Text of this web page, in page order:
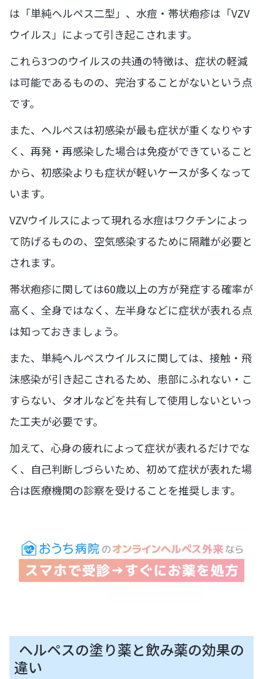
は「単純ヘルペス二型」、水痘・帯状疱疹は「VZV
ウイルス」によって引き起こされます。
これら3つのウイルスの共通の特徴は、症状の軽減
は可能であるものの、完治することがないという点
です。
また、ヘルペスは初感染が最も症状が重くなりやす
く、再発・再感染した場合は免疫ができていること
から、初感染よりも症状が軽いケースが多くなって
います。
VZVウイルスによって現れる水痘はワクチンによっ
て防げるものの、空気感染するために隔離が必要と
されます。
帯状疱疹に関しては60歳以上の方が発症する確率が
高く、全身ではなく、左半身などに症状が表れる点
は知っておきましょう。
また、単純ヘルペスウイルスに関しては、接触・飛
沫感染が引き起こされるため、患部にふれない・こ
すらない、タオルなどを共有して使用しないといっ
た工夫が必要です。
加えて、心身の疲れによって症状が表れるだけでな
く、自己判断しづらいため、初めて症状が表れた場
合は医療機関の診察を受けることを推奨します。
ヘルペスの塗り薬と飲み薬の効果の
違い